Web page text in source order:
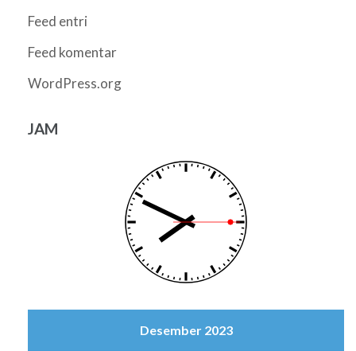
Feed entri
Feed komentar
WordPress.org
JAM
Desember 2023